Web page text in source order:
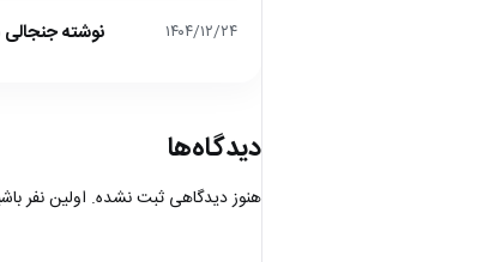
۱۴۰۴/۱۲/۲۴ نوشته
دیدگاه‌ها
هنوز دیدگاهی ثبت نشده. اولین نفر